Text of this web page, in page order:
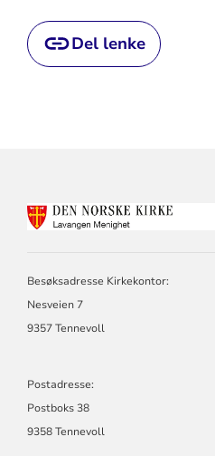
Del lenke
Besøksadresse Kirkekontor:
Nesveien 7
9357 Tennevoll
Postadresse:
Postboks 38
9358 Tennevoll